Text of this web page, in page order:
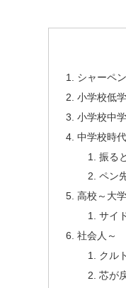
シャーペン
小学校低
小学校中
中学校時代
振る
ペン
高校～大
サイ
社会人～
クル
芯が